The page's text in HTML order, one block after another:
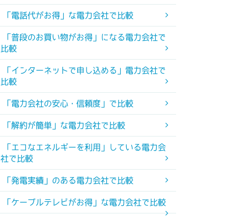
「電話代がお得」な電力会社で比較
「普段のお買い物がお得」になる電力会社で
比較
「インターネットで申し込める」電力会社で
比較
「電力会社の安心・信頼度」で比較
「解約が簡単」な電力会社で比較
「エコなエネルギーを利用」している電力会
社で比較
「発電実績」のある電力会社で比較
「ケーブルテレビがお得」な電力会社で比較